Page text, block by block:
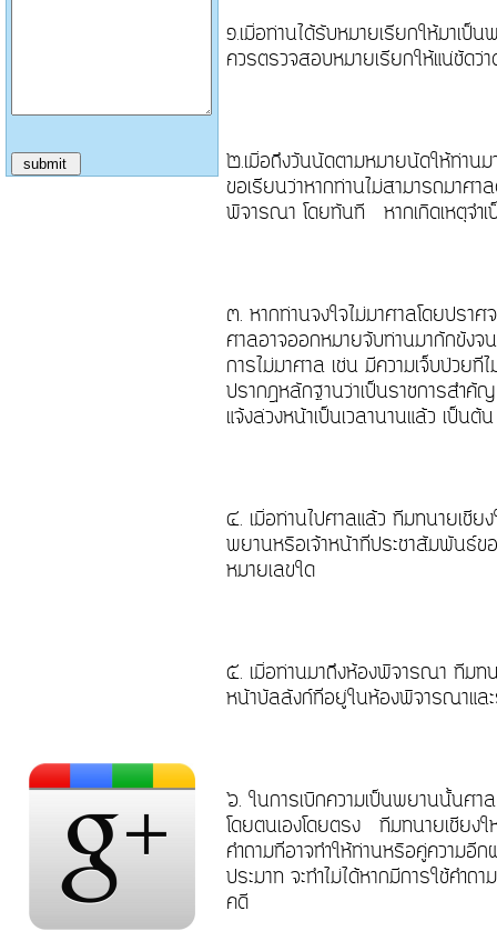
๑.เมื่อท่านได้รับหมายเรียกให้มาเป็
ควรตรวจสอบหมายเรียกให้แน่ชัดว่
๒.เมื่อถึงวันนัดตามหมายนัดให้ท่านม
ขอเรียนว่าหากท่านไม่สามารถมาศ
พิจารณา โดยทันที หากเกิดเหตุจำ
๓. หากท่านจงใจไม่มาศาลโดยปรา
ศาลอาจออกหมายจับท่านมากักขังจ
การไม่มาศาล เช่น มีความเจ็บป่วยที่
ปรากฎหลักฐานว่าเป็นราชการสำคั
แจ้งล่วงหน้าเป็นเวลานานแล้ว เป็น
๔. เมื่อท่านไปศาลแล้ว ทีมทนายเชีย
พยานหรือเจ้าหน้าที่ประชาสัมพันธ์ข
หมายเลขใด
๕. เมื่อท่านมาถึงห้องพิจารณา ทีมทน
หน้าบัลลังก์ที่อยู่ในห้องพิจารณาแล
๖. ในการเบิกความเป็นพยานนั้นศาล
โดยตนเองโดยตรง ทีมทนายเชียงใ
คำถามที่อาจทำให้ท่านหรือคู่ความ
ประมาท จะทำไม่ได้หากมีการใช้คำถ
คดี